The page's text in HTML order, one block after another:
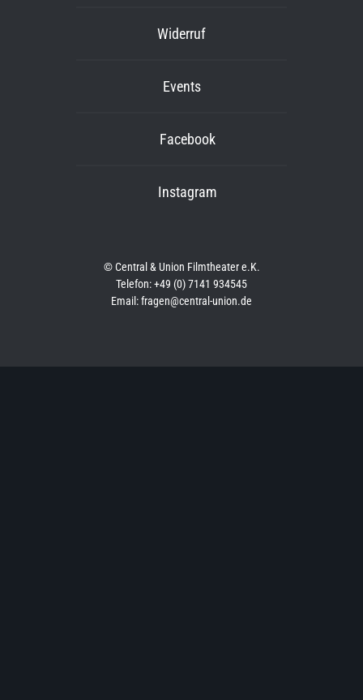
Widerruf
Events
Facebook
Instagram
© Central & Union Filmtheater e.K.
Telefon: +49 (0) 7141 934545
Email: fragen@central-union.de